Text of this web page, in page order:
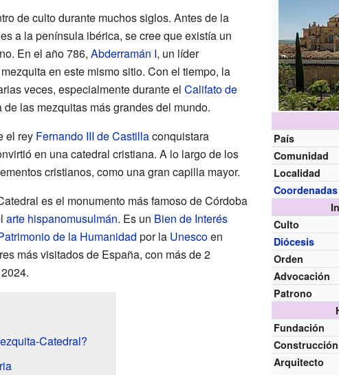
País
Comunidad
Localidad
Coordenadas
Culto
Diócesis
Orden
Advocación
Patrono
Fundación
Construcción
Arquitecto
de culto durante muchos siglos. Antes de la
a la península ibérica, se cree que existía un
En el año 786, Abderramán I, un líder
en este mismo sitio. Con el tiempo, la
veces, especialmente durante el Califato de
de las mezquitas más grandes del mundo.
el rey Fernando III de Castillaconquistara
en una catedral cristiana. A lo largo de los
cristianos, como una gran capilla mayor.
es el monumento más famoso de Córdoba
arte hispanomusulmán. Es un Bien de Interés
de la Humanidad por la Unescoen
más visitados de España, con más de 2
Catedral?